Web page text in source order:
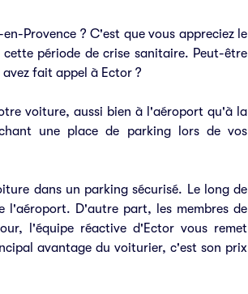
Provence ? C'est que vous appreciez le
période de crise sanitaire. Peut-être
fait appel à Ector ?
voiture, aussi bien à l'aéroport qu'à la
une place de parking lors de vos
dans un parking sécurisé. Le long de
l'aéroport. D'autre part, les membres de
l'équipe réactive d'Ector vous remet
avantage du voiturier, c'est son prix